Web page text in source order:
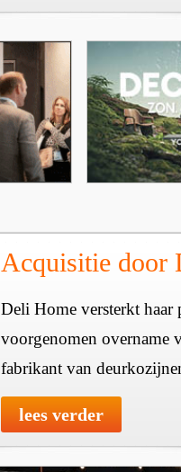
Acquisitie door
Deli Home versterkt haar
voorgenomen overname
fabrikant van
lees verder